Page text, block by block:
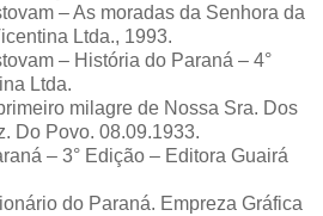
– As moradas da Senhora da
Ltda., 1993.
– História do Paraná – 4°
Ltda.
milagre de Nossa Sra. Dos
Do Povo. 08.09.1933.
– 3° Edição – Editora Guairá
do Paraná. Empreza Gráfica